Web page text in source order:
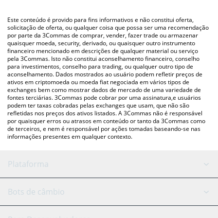
Você também pode usar nossa tabela de preços de Red Kitten
Crew acima para verificar o último preço de Red Kitten Crew nas
principais moedas fiat e criptográficas.
Este conteúdo é provido para fins informativos e não constitui oferta,
solicitação de oferta, ou qualquer coisa que possa ser uma recomendação
por parte da 3Commas de comprar, vender, fazer trade ou armazenar
quaisquer moeda, security, derivado, ou quaisquer outro instrumento
financeiro mencionado em descrições de qualquer material ou serviço
pela 3Commas. Isto não constitui aconselhamento financeiro, conselho
para investimentos, conselho para trading, ou qualquer outro tipo de
aconselhamento. Dados mostrados ao usuário podem refletir preços de
ativos em criptomoeda ou moeda fiat negociada em vários tipos de
exchanges bem como mostrar dados de mercado de uma variedade de
fontes terciárias. 3Commas pode cobrar por uma assinatura,e usuários
podem ter taxas cobradas pelas exchanges que usam, que não são
refletidas nos preços dos ativos listados. A 3Commas não é responsável
por quaisquer erros ou atrasos em conteúdo or tanto da 3Commas como
de terceiros, e nem é responsável por ações tomadas baseando-se nas
informações presentes em qualquer contexto.
Plataforma
Bot GRID
Bots de câmbio